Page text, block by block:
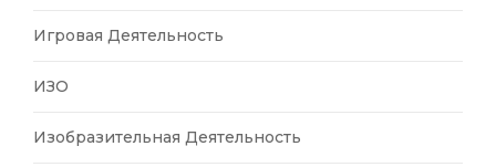
Игровая Деятельность
ИЗО
Изобразительная Деятельность